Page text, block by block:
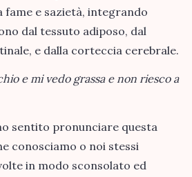
fame e sazietà, integrando
dal tessuto adiposo, dal
e dalla corteccia cerebrale.
e mi vedo grassa e non riesco a
sentito pronunciare questa
conosciamo o noi stessi
in modo sconsolato ed